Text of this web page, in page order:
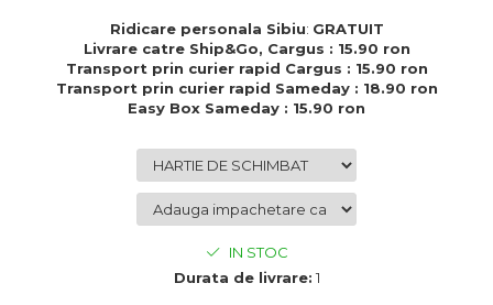
Cadouri de Paste
Produse personalizate pentru
nunti si botezuri
Cadouri personalizate pentru
Cadouri pentru profesori
Ridicare personala Sibiu: GRATUIT
Livrare catre Ship&Go, Cargus : 15.90 ron
Transport prin curier rapid Cargus : 15.90 ron
Transport prin curier rapid Sameday : 18.90 ron
Easy Box Sameday : 15.90 ron
IN STOC
Durata de livrare: 1